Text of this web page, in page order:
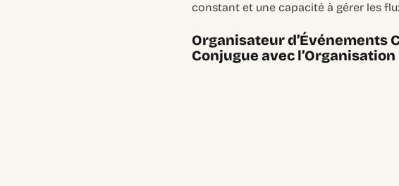
constant et une capacité à gérer les
Organisateur d’Événements
Conjugue avec l’Organisation